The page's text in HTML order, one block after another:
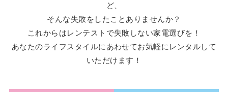
ど、
そんな失敗をしたことありませんか？
これからはレンテストで失敗しない家電選びを！
あなたのライフスタイルにあわせてお気軽にレンタルして
いただけます！